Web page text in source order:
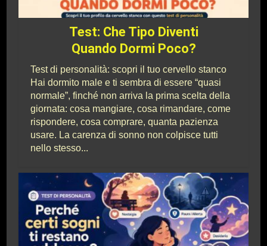
Test: Che Tipo Diventi
Quando Dormi Poco?
Test di personalità: scopri il tuo cervello stanco
Hai dormito male e ti sembra di essere “quasi
normale”, finché non arriva la prima scelta della
giornata: cosa mangiare, cosa rimandare, come
rispondere, cosa comprare, quanta pazienza
usare. La carenza di sonno non colpisce tutti
nello stesso...